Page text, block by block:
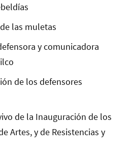
las muletas
y comunicadora
de los defensores
de la Inauguración de los
Artes, y de Resistencias y